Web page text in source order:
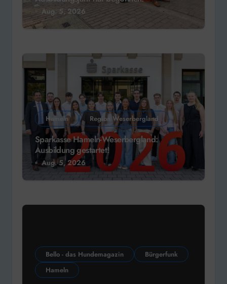
Aug. 5, 2026
Hameln Region Weserbergland
Sparkasse Hameln-Weserbergland:
Ausbildung gestartet!
Aug. 5, 2026
Bello - das Hundemagazin
Bürgerfunk
Hameln